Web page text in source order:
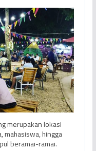
merupakan lokasi
mahasiswa, hingga
beramai-ramai.